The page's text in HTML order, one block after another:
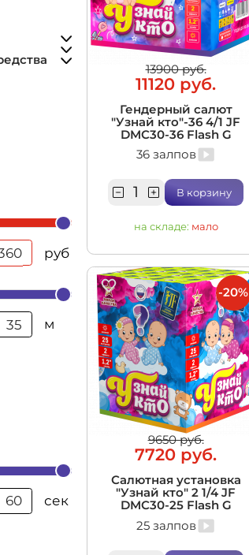
средства
руб
м
сек
13900 руб.
11120 руб.
Гендерный салют
"Узнай кто"-36 4/1 JF
DMC30-36 Flash G
36 залпов
В корзину
на складе: мало
9650 руб.
7720 руб.
Салютная установка
"Узнай кто" 2 1/4 JF
DMC30-25 Flash G
25 залпов
-20%